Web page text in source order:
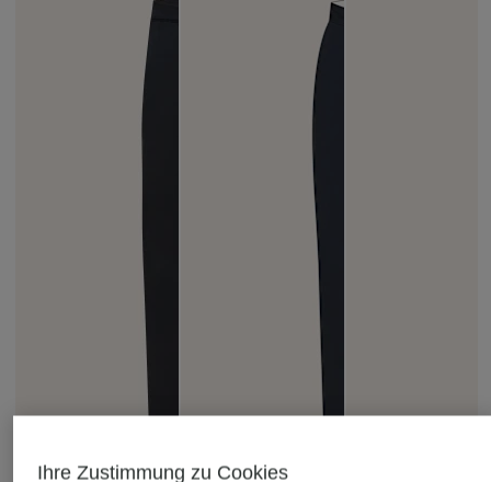
Ihre Zustimmung zu Cookies